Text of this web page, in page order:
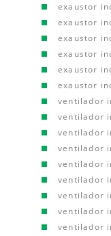
exaustor
exaustor
exaustor
exaustor
exaustor
exaustor
ventilador
ventilador
ventilador
ventilador
ventilador
ventilador
ventilador
ventilador
ventilador